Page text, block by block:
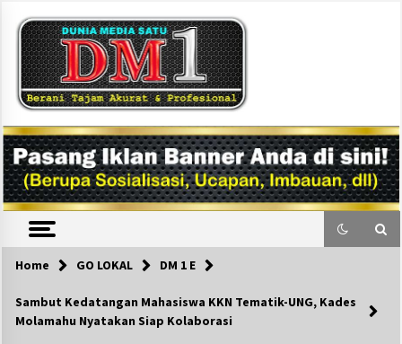
content
DM1
Home GO LOKAL DM 1 E
Sambut Kedatangan Mahasiswa KKN Tematik-UNG, Kades
Molamahu Nyatakan Siap Kolaborasi